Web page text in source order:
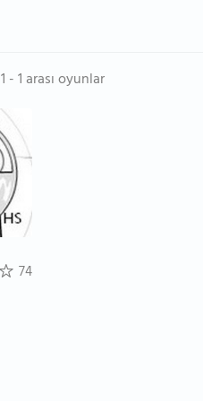
1 - 1 arası oyunlar
74